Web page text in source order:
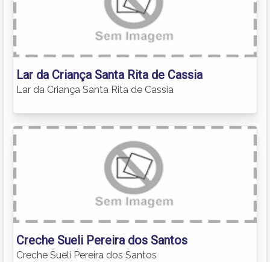
Lar da Criança Santa Rita de Cassia
Lar da Criança Santa Rita de Cassia
Creche Sueli Pereira dos Santos
Creche Sueli Pereira dos Santos